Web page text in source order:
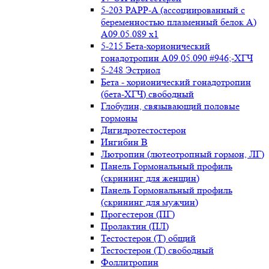
5-203 PAPP-A (ассоциированный с
беременностью плазменный белок А)
А09.05.089 x1
5-215 Бета-хорионический
гонадотропин А09.05.090 #946;-ХГЧ
5-248 Эстриол
Бета - хорионический гонадотропин
(бета-ХГЧ) свободный
Глобулин, связывающий половые
гормоны
Дигидротестостерон
Ингибин В
Лютропин (лютеотропный гормон, ЛГ)
Панель Гормональный профиль
(скрининг для женщин)
Панель Гормональный профиль
(скрининг для мужчин)
Прогестерон (ПГ)
Пролактин (ПЛ)
Тестостерон (Т) общий
Тестостерон (Т) свободный
Фоллитропин